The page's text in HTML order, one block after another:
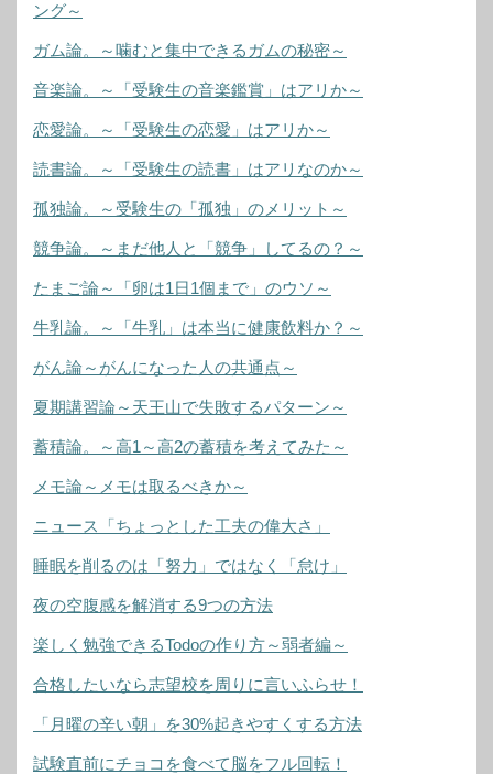
ング～
ガム論。～噛むと集中できるガムの秘密～
音楽論。～「受験生の音楽鑑賞」はアリか～
恋愛論。～「受験生の恋愛」はアリか～
読書論。～「受験生の読書」はアリなのか～
孤独論。～受験生の「孤独」のメリット～
競争論。～まだ他人と「競争」してるの？～
たまご論～「卵は1日1個まで」のウソ～
牛乳論。～「牛乳」は本当に健康飲料か？～
がん論～がんになった人の共通点～
夏期講習論～天王山で失敗するパターン～
蓄積論。～高1～高2の蓄積を考えてみた～
メモ論～メモは取るべきか～
ニュース「ちょっとした工夫の偉大さ」
睡眠を削るのは「努力」ではなく「怠け」
夜の空腹感を解消する9つの方法
楽しく勉強できるTodoの作り方～弱者編～
合格したいなら志望校を周りに言いふらせ！
「月曜の辛い朝」を30%起きやすくする方法
試験直前にチョコを食べて脳をフル回転！